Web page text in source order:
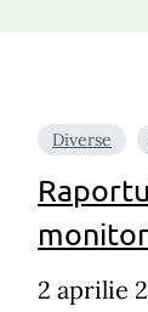
Diverse
2 aprilie